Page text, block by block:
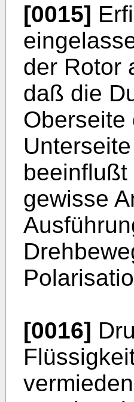
[0015]
der Rotor
daß die
Oberseite
gewisse
[0016]